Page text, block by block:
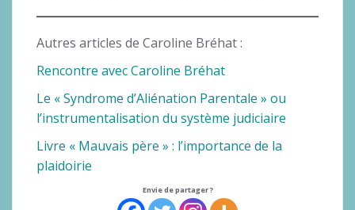
Autres articles de Caroline Bréhat :
Rencontre avec Caroline Bréhat
Le « Syndrome d’Aliénation Parentale » ou
l’instrumentalisation du système judiciaire
Livre « Mauvais père » : l’importance de la
plaidoirie
Envie de partager ?